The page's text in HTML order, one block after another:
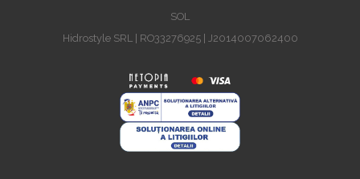
SOL
Hidrostyle SRL | RO33276925 | J2014007062400